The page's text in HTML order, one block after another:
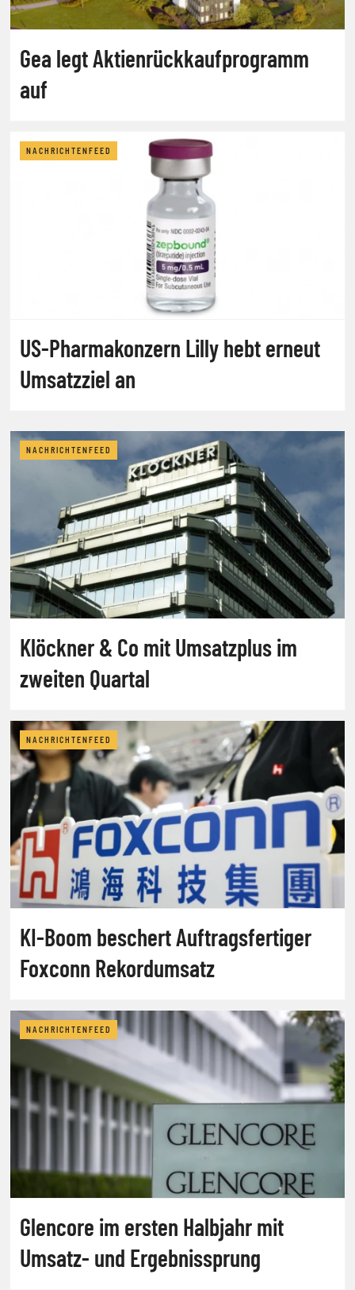
Gea legt Aktienrückkaufprogramm
auf
NACHRICHTENFEED
US-Pharmakonzern Lilly hebt erneut
Umsatzziel an
NACHRICHTENFEED
Klöckner & Co mit Umsatzplus im
zweiten Quartal
NACHRICHTENFEED
KI-Boom beschert Auftragsfertiger
Foxconn Rekordumsatz
NACHRICHTENFEED
Glencore im ersten Halbjahr mit
Umsatz- und Ergebnissprung